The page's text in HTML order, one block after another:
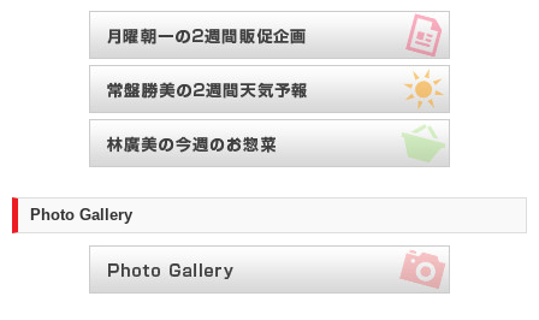
Photo Gallery